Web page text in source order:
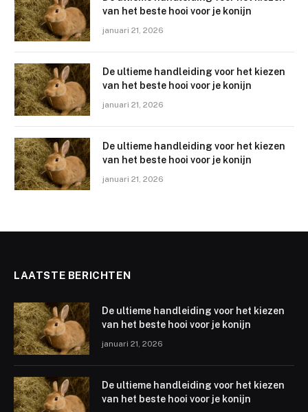
van het beste hooi voor je konijn
januari 21, 2026
De ultieme handleiding voor het kiezen
van het beste hooi voor je konijn
januari 21, 2026
De ultieme handleiding voor het kiezen
van het beste hooi voor je konijn
januari 21, 2026
LAATSTE BERICHTEN
De ultieme handleiding voor het kiezen
van het beste hooi voor je konijn
januari 21, 2026
De ultieme handleiding voor het kiezen
van het beste hooi voor je konijn